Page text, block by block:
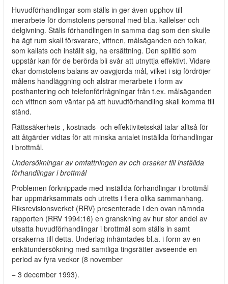
Huvudförhandlingar som ställs in ger även upphov till
merarbete för domstolens personal med bl.a. kallelser och
delgivning. Ställs förhandlingen in samma dag som den skulle
ha ägt rum skall försvarare, vittnen, målsäganden och tolkar,
som kallats och inställt sig, ha ersättning. Den spilltid som
uppstår kan för de berörda bli svår att utnyttja effektivt. Vidare
ökar domstolens balans av oavgjorda mål, vilket i sig fördröjer
målens handläggning och alstrar merarbete i form av
posthantering och telefonförfrågningar från t.ex. målsäganden
och vittnen som väntar på att huvudförhandling skall komma till
stånd.
Rättssäkerhets-, kostnads- och effektivitetsskäl talar alltså för
att åtgärder vidtas för att minska antalet inställda förhandlingar
i brottmål.
Undersökningar av omfattningen av och orsaker till inställda
förhandlingar i brottmål
Problemen förknippade med inställda förhandlingar i brottmål
har uppmärksammats och utretts i flera olika sammanhang.
Riksrevisionsverket (RRV) presenterade i den ovan nämnda
rapporten (RRV 1994:16) en granskning av hur stor andel av
utsatta huvudförhandlingar i brottmål som ställs in samt
orsakerna till detta. Underlag inhämtades bl.a. i form av en
enkätundersökning med samtliga tingsrätter avseende en
period av fyra veckor (8 november
− 3 december 1993).